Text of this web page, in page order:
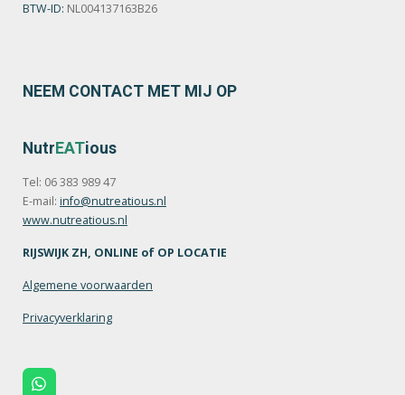
BTW-ID: NL004137163B26
NEEM CONTACT MET MIJ OP
Nutr EATious
Tel: 06 383 989 47
E-mail: info@nutreatious.nl
www.nutreatious.nl
RIJSWIJK ZH, ONLINE of OP LOCATIE
Algemene voorwaarden
Privacyverklaring
W